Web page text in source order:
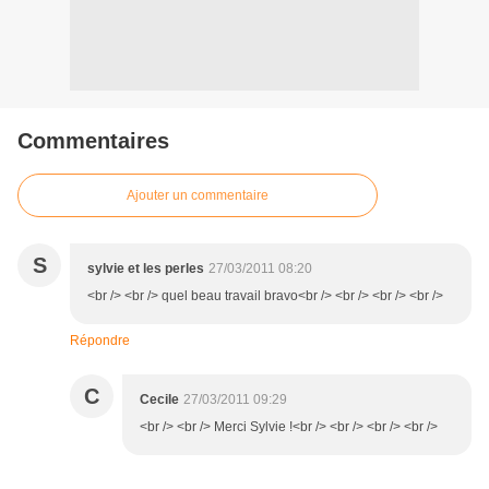
Commentaires
Ajouter un commentaire
S sylvie et les perles 27/03/2011 08:20
<br /> <br /> quel beau travail bravo<br /> <br /> <br /> <br />
Répondre
C Cecile 27/03/2011 09:29
<br /> <br /> Merci Sylvie !<br /> <br /> <br /> <br />